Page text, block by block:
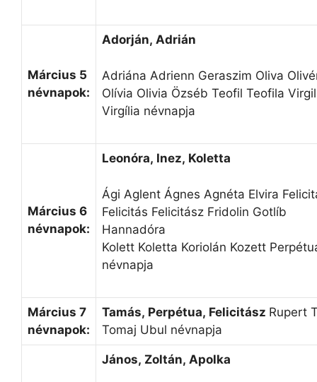
Március 5
névnapok:
Adorján, Adrián
Adriána Adrienn Geraszim Oliva
Olívia Olivia Özséb Teofil Teofila Virgil
Virgília névnapja
Március 6
névnapok:
Leonóra, Inez, Koletta
Ági Aglent Ágnes Agnéta Elvira
Felicitás Felicitász Fridolin Gotlíb
Hannadóra
Kolett Koletta Koriolán Kozett
névnapja
Március 7
névnapok:
Tamás, Perpétua, Felicitász Rupert
Tomaj Ubul névnapja
János, Zoltán, Apolka